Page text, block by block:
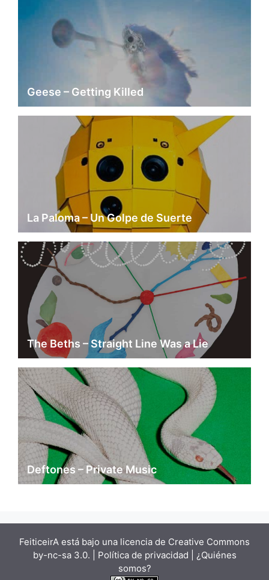
Geese – Getting Killed
La Paloma – Un Golpe de Suerte
The Beths – Straight Line Was a Lie
Deftones – Private Music
FeiticeirA está bajo una licencia de Creative Commons
by-nc-sa 3.0. | Política de privacidad | ¿Quiénes
somos?